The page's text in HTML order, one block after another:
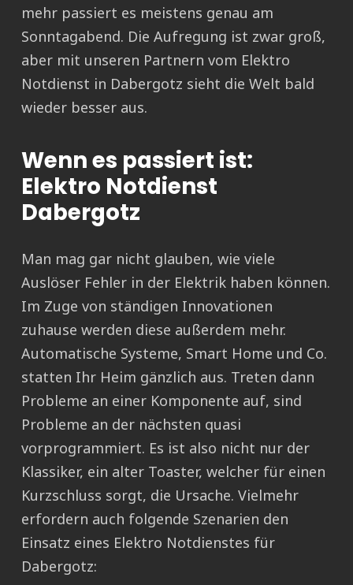
mehr passiert es meistens genau am
Sonntagabend. Die Aufregung ist zwar groß,
aber mit unseren Partnern vom Elektro
Notdienst in Dabergotz sieht die Welt bald
wieder besser aus.
Wenn es passiert ist:
Elektro Notdienst
Dabergotz
Man mag gar nicht glauben, wie viele
Auslöser Fehler in der Elektrik haben können.
Im Zuge von ständigen Innovationen
zuhause werden diese außerdem mehr.
Automatische Systeme, Smart Home und Co.
statten Ihr Heim gänzlich aus. Treten dann
Probleme an einer Komponente auf, sind
Probleme an der nächsten quasi
vorprogrammiert. Es ist also nicht nur der
Klassiker, ein alter Toaster, welcher für einen
Kurzschluss sorgt, die Ursache. Vielmehr
erfordern auch folgende Szenarien den
Einsatz eines Elektro Notdienstes für
Dabergotz: